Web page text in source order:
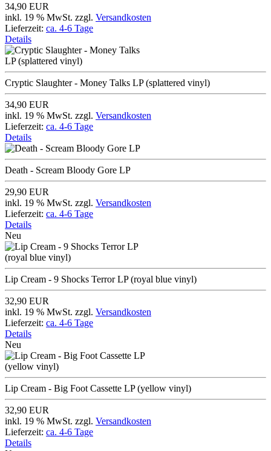
34,90 EUR
inkl. 19 % MwSt. zzgl. Versandkosten
Lieferzeit: ca. 4-6 Tage
Details
Cryptic Slaughter - Money Talks LP (splattered vinyl)
34,90 EUR
inkl. 19 % MwSt. zzgl. Versandkosten
Lieferzeit: ca. 4-6 Tage
Details
Death - Scream Bloody Gore LP
29,90 EUR
inkl. 19 % MwSt. zzgl. Versandkosten
Lieferzeit: ca. 4-6 Tage
Details
Neu
Lip Cream - 9 Shocks Terror LP (royal blue vinyl)
32,90 EUR
inkl. 19 % MwSt. zzgl. Versandkosten
Lieferzeit: ca. 4-6 Tage
Details
Neu
Lip Cream - Big Foot Cassette LP (yellow vinyl)
32,90 EUR
inkl. 19 % MwSt. zzgl. Versandkosten
Lieferzeit: ca. 4-6 Tage
Details